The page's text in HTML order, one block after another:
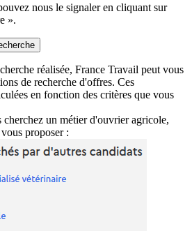
nous le signaler en cliquant sur
».
réalisée, France Travail peut vous
de recherche d'offres. Ces
en fonction des critères que vous
cherchez un métier d'ouvrier agricole,
proposer :